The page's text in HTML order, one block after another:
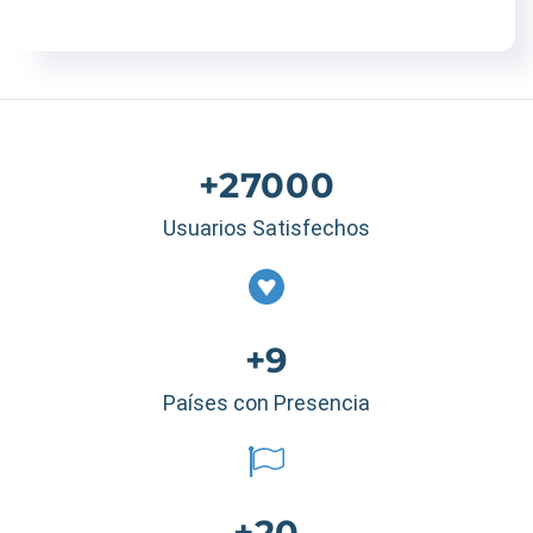
+27000
Usuarios Satisfechos
+9
Países con Presencia